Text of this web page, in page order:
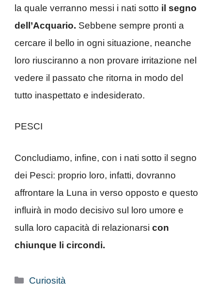
la quale verranno messi i nati sotto il segno
dell’Acquario. Sebbene sempre pronti a
cercare il bello in ogni situazione, neanche
loro riusciranno a non provare irritazione nel
vedere il passato che ritorna in modo del
tutto inaspettato e indesiderato.
PESCI
Concludiamo, infine, con i nati sotto il segno
dei Pesci: proprio loro, infatti, dovranno
affrontare la Luna in verso opposto e questo
influirà in modo decisivo sul loro umore e
sulla loro capacità di relazionarsi con
chiunque li circondi.
Categorie
Curiosità